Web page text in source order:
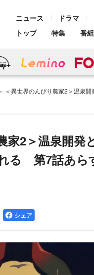
ニュース ドラマ
トップ
特集 番組
＜異世界のんびり農家2＞温泉開発と魔物への対応が進
家2＞温泉開
る 第7話あら
シェア